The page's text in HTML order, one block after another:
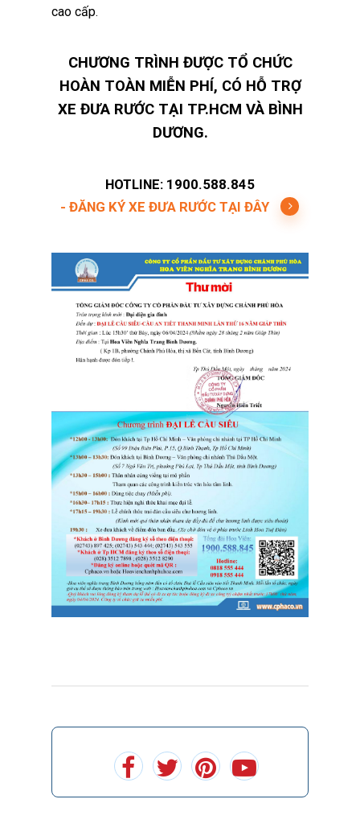
cao cấp.
CHƯƠNG TRÌNH ĐƯỢC TỔ CHỨC
HOÀN TOÀN MIỄN PHÍ, CÓ HỖ TRỢ
XE ĐƯA RƯỚC TẠI TP.HCM VÀ BÌNH
DƯƠNG.
HOTLINE: 1900.588.845
- ĐĂNG KÝ XE ĐƯA RƯỚC TẠI ĐÂY